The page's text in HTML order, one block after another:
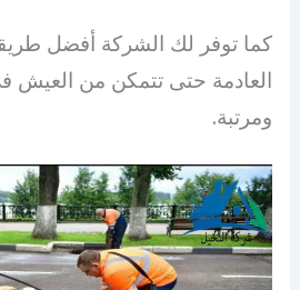
كما توفر لك الشركة أفضل طريقة
العادمة حتى تتمكن من العيش
ومرتبة.